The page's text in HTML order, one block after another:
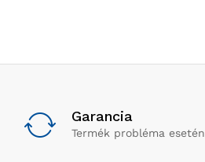
Garancia
Termék probléma esetén